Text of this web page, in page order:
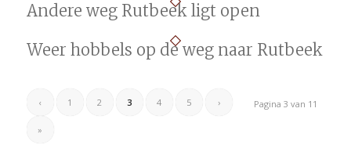
Andere weg Rutbeek ligt open
Weer hobbels op de weg naar Rutbeek
Pagina 3 van 11
‹ 1 2 3 4 5 ›
»